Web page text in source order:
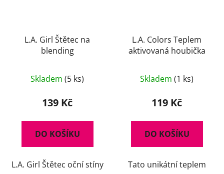
L.A. Girl Štětec na
blending
hodnocení
produktu
5,0
z
hvězdiček.
Skladem (5 ks)
139 Kč
DO KOŠÍKU
L.A. Girl Štětec oční stíny
L.A. Colors Teplem
aktivovaná houbička
Skladem (1 ks)
119 Kč
DO KOŠÍKU
Tato unikátní teplem